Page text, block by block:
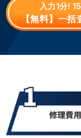
入力1分!
【無料】一